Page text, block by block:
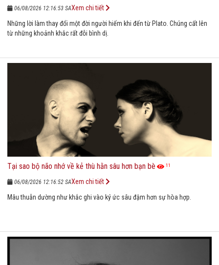
06/08/2026 12:16:53 SA
Những lời làm thay đổi một đời người hiếm khi đến từ Plato. Chúng cất lên
từ những khoảnh khắc rất đỗi bình dị.
Xem chi tiết
Tại sao bộ não nhớ về kẻ thù hằn sâu hơn bạn bè 11
06/08/2026 12:16:52 SA
Mâu thuẫn dường như khắc ghi vào ký ức sâu đậm hơn sự hòa hợp.
Xem chi tiết